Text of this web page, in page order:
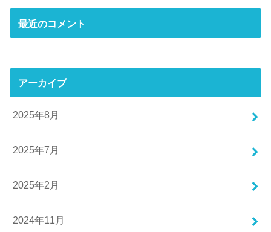
最近のコメント
アーカイブ
2025年8月
2025年7月
2025年2月
2024年11月